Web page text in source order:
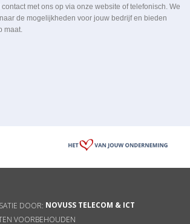
met ons op via onze website of telefonisch. We
de mogelijkheden voor jouw bedrijf en bieden
maat.
DOOR: NOVUSS TELECOM & ICT
VOORBEHOUDEN